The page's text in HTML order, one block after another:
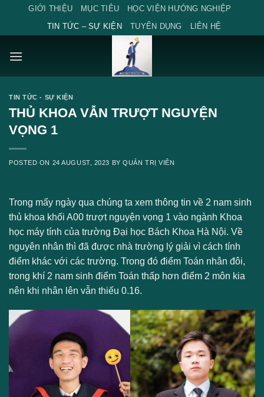
content
GIỚI THIỆU MỤC TIÊU
HỌC VIỆN HƯỚNG NGHIỆP
TIN TỨC – SỰ KIỆN
TUYỂN DỤNG LIÊN HỆ
TIN TỨC - SỰ KIỆN
THỦ KHOA VẪN TRƯỢT NGUYỆN
VỌNG 1
POSTED ON 24 AUGUST, 2023 BYQUẢN TRỊ VIÊN
Trong mấy ngày qua chúng ta xem thông tin về 2 nam sinh
thủ khoa khối A00 trượt nguyện vọng 1 vào ngành Khoa
học máy tính của trường Đại học Bách Khoa Hà Nội. Về
nguyên nhân thì đã được nhà trường lý giải vì cách tính
điểm khác với các trường. Trong đó điểm Toán nhân đôi,
trong khí 2 nam sinh điểm Toán thấp hơn điểm 2 môn kia
nên khi nhân lên vẫn thiếu 0.16.